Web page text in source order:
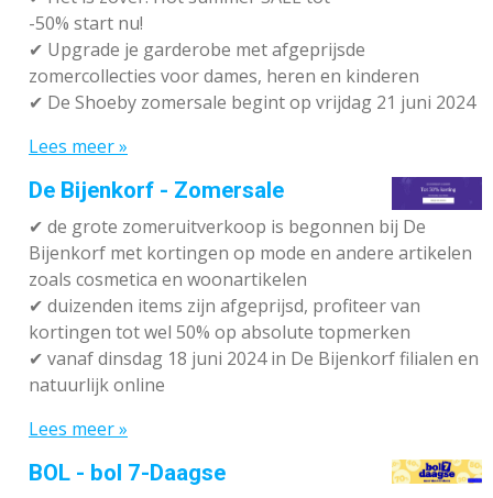
-50% start nu!
✔ Upgrade je garderobe met afgeprijsde
zomercollecties voor dames, heren en kinderen
✔ De Shoeby zomersale begint op vrijdag 21 juni 2024
Lees meer »
De Bijenkorf - Zomersale
✔ de grote zomeruitverkoop is begonnen bij De
Bijenkorf met kortingen op mode en andere artikelen
zoals cosmetica en woonartikelen
✔ duizenden items zijn afgeprijsd, profiteer van
kortingen tot wel 50% op absolute topmerken
✔ vanaf dinsdag 18 juni 2024 in De Bijenkorf filialen en
natuurlijk online
Lees meer »
BOL - bol 7-Daagse